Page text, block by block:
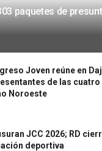
paquetes de
Joven reúne en
de las cuatro
Noroeste
JCC 2026; RD
deportiva